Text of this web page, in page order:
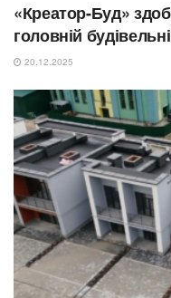
«Креатор-Буд»
головній
20.12.2025